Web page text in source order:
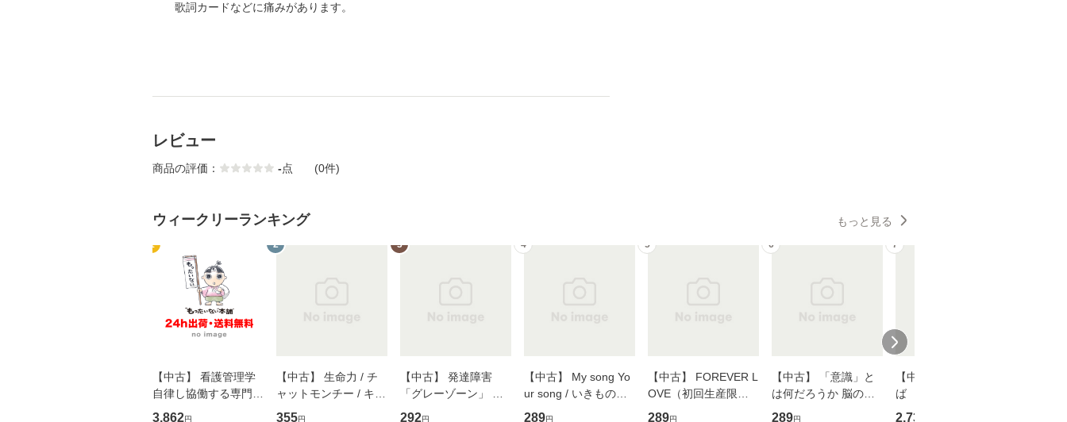
歌詞カードなどに痛みがあります。
レビュー
商品の評価： -点 (0件)
ウィークリーランキング もっと見る
1
【中古】 看護管理学
自律し協働する専門職
の看護マネジメントス
3,862円
2
【中古】 生命力 / チ
ャットモンチー / キュ
ーンレコード [CD]
355円
3
【中古】 発達障害
「グレーゾーン」 そ
の正しい理解と克服法
292円
4
【中古】 My song Yo
ur song / いきものが
かり / [CD]【メール便
289円
5
【中古】 FOREVER L
OVE（初回生産限定
盤） / 清水翔太×加藤
289円
6
【中古】 「意識」と
は何だろうか 脳の来
歴、知覚の錯誤 （講
289円
7
【中古】 耳をすませ
ば 〈2枚組〉 [DVD] /
ブエナ・ビスタ・ホー
2,735